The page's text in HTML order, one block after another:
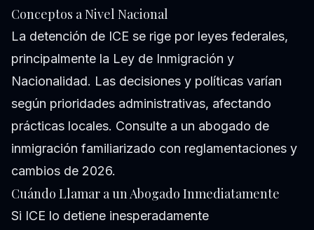
Conceptos a Nivel Nacional
La detención de ICE se rige por leyes federales,
principalmente la Ley de Inmigración y
Nacionalidad. Las decisiones y políticas varían
según prioridades administrativas, afectando
prácticas locales. Consulte a un abogado de
inmigración familiarizado con reglamentaciones y
cambios de 2026.
Cuándo Llamar a un Abogado Inmediatamente
Si ICE lo detiene inesperadamente